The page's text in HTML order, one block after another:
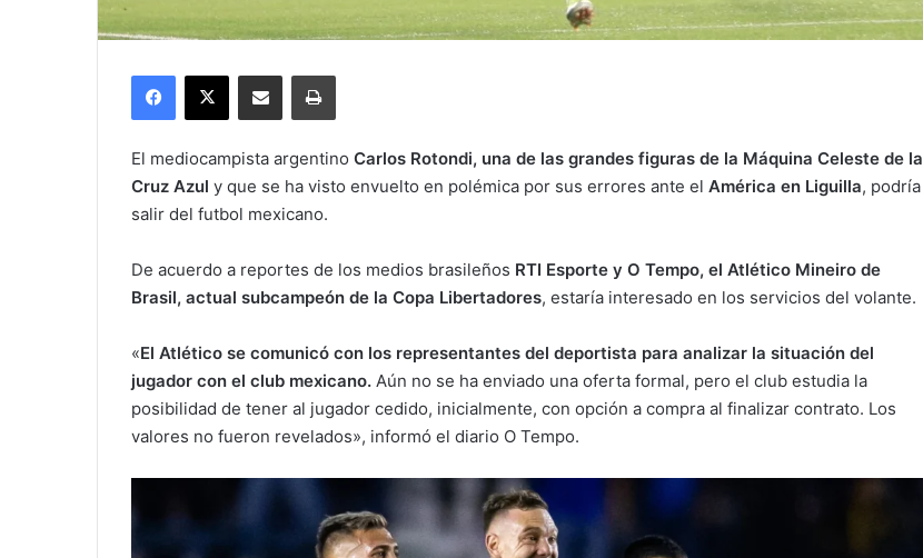
Facebook
X Compartir por correo electrónicoImprimir
El mediocampista argentino Carlos Rotondi, una de las grandes figuras de la Máquina Celeste de la
Cruz Azul y que se ha visto envuelto en polémica por sus errores ante el América en Liguilla, podría
salir del futbol mexicano.
De acuerdo a reportes de los medios brasileños RTI Esporte y O Tempo, el Atlético Mineiro de
Brasil, actual subcampeón de la Copa Libertadores, estaría interesado en los servicios del volante.
«El Atlético se comunicó con los representantes del deportista para analizar la situación del
jugador con el club mexicano. Aún no se ha enviado una oferta formal, pero el club estudia la
posibilidad de tener al jugador cedido, inicialmente, con opción a compra al finalizar contrato. Los
valores no fueron revelados», informó el diario O Tempo.